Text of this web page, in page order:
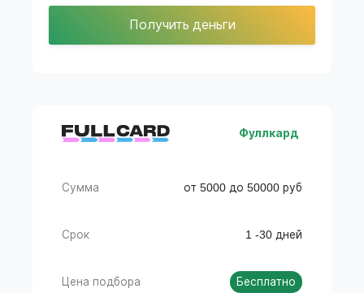
Получить деньги
Фуллкард
Сумма от 5000 до 50000 руб
Срок 1 -30 дней
Цена подбора Бесплатно